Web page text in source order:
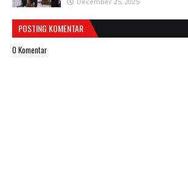
POSTING KOMENTAR
0 Komentar